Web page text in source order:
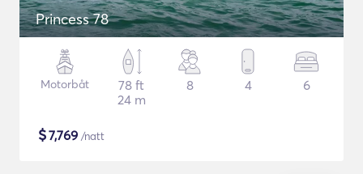
Princess 78
Motorbåt
78 ft
24 m
8 4 6
$7,769 /natt